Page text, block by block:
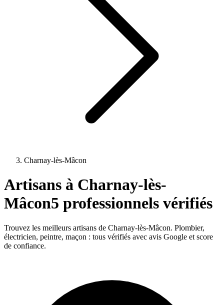
Charnay-lès-Mâcon
Artisans à Charnay-lès-
Mâcon5 professionnels vérifiés
Trouvez les meilleurs artisans de Charnay-lès-Mâcon. Plombier,
électricien, peintre, maçon : tous vérifiés avec avis Google et score
de confiance.